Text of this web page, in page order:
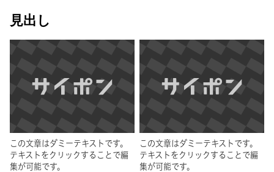
見出し
この文章はダミーテキストです。
テキストをクリックすることで編
集が可能です。
この文章はダミーテキストです。
テキストをクリックすることで編
集が可能です。